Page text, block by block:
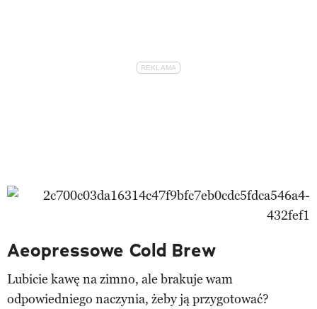
Aeopressowe Cold Brew
Lubicie kawę na zimno, ale brakuje wam
odpowiedniego naczynia, żeby ją przygotować?